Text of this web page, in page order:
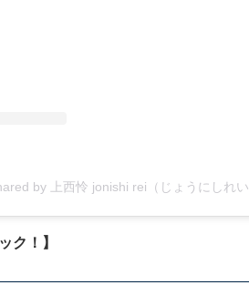
by 上西怜 jonishi rei（じょうにしれ
ク！】